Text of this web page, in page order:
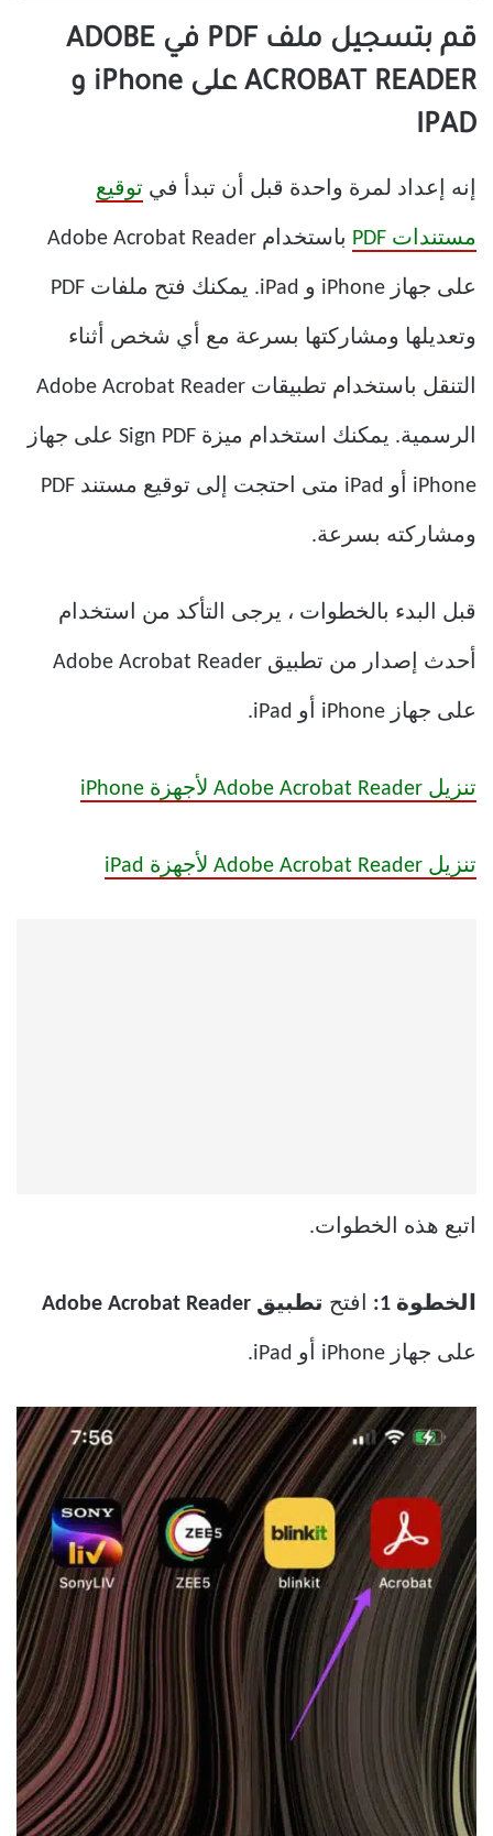
قم بتسجيل ملف PDF في ADOBE
ACROBAT READER على iPhone و
IPAD
إنه إعداد لمرة واحدة قبل أن تبدأ في توقيع
مستندات PDF باستخدام Adobe Acrobat Reader
على جهاز iPhone و iPad. يمكنك فتح ملفات PDF
وتعديلها ومشاركتها بسرعة مع أي شخص أثناء
التنقل باستخدام تطبيقات Adobe Acrobat Reader
الرسمية. يمكنك استخدام ميزة Sign PDF على جهاز
iPhone أو iPad متى احتجت إلى توقيع مستند PDF
ومشاركته بسرعة.
قبل البدء بالخطوات ، يرجى التأكد من استخدام
أحدث إصدار من تطبيق Adobe Acrobat Reader
على جهاز iPhone أو iPad.
تنزيل Adobe Acrobat Reader لأجهزة iPhone
تنزيل Adobe Acrobat Reader لأجهزة iPad
اتبع هذه الخطوات.
الخطوة 1: افتح تطبيق Adobe Acrobat Reader
على جهاز iPhone أو iPad.